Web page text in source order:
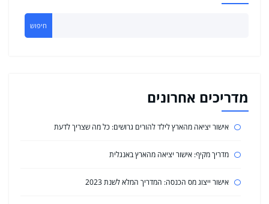
חיפוש
מדריכים אחרונים
אישור יציאה מהארץ לילד להורים גרושים: כל מה שצריך לדעת
מדריך מקיף: אישור יציאה מהארץ באנגלית
אישור ייצוג מס הכנסה: המדריך המלא לשנת 2023